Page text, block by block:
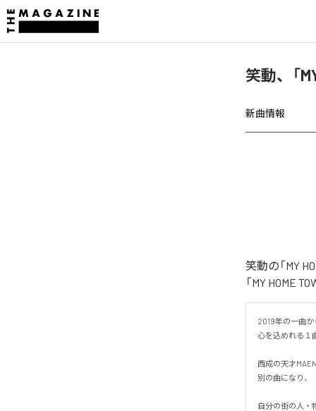
笑動、「
新曲情報
笑動の「MY
「MY HOME
2019年の一曲か
心を込めれる１
西成の天才
別の曲になり、
自分の街の人・